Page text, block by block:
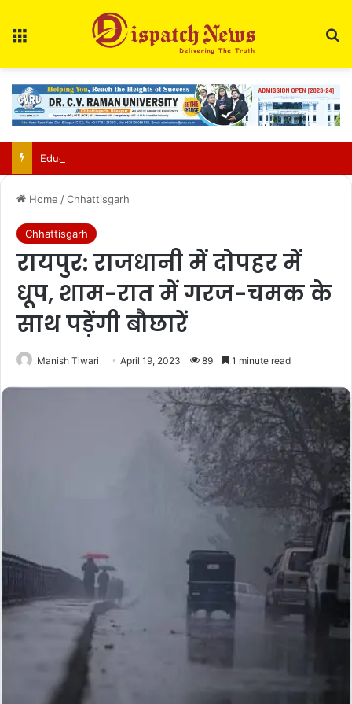
Home /Chhattisgarh
Chhattisgarh
रायपुर: राजधानी में दोपहर में
धूप, शाम-रात में गरज-चमक के
साथ पड़ेंगी बौछारें
Manish Tiwari April 19, 2023 89 1 minute read